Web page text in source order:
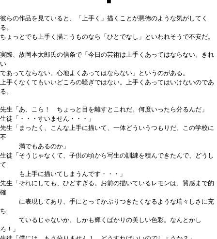
彼らの作品を見ていると、「上手く」描くことが悪徳のような気がしてく
る。
ちょっとでも上手く描こうものなら「ひとでなし」といわれそうで不安だ。
実際、故岡本太郎氏の信条で「今日の芸術は上手くあってはならない。きれ
い
であってならない。心地よくあってはならない」というのがある。
上手くなくてもいいどころの騒ぎではない。上手くあってはいけないのであ
る。
先生「あ、こら！ ちょっと目を離すとこれだ。何度いったら分るんだ」
生徒「・・・すいません・・・」
先生「まったく、こんな上手に描いて、一体どういうつもりだ。この学校に
不
満でもあるのか」
生徒「そうじゃなくて、子供の頃から写生の訓練を積んできたんで、どうし
て
も上手に描いてしまうんです・・・」
先生「それにしても、ひどすぎる。お前の描いているレモンは、質感まで的
確
に表現してあり、手にとってかぶりつきたくなるような瑞々しさに充
ち
ているじゃないか。しかも輝くばかりの美しい色彩。なんとかし
ろ！」